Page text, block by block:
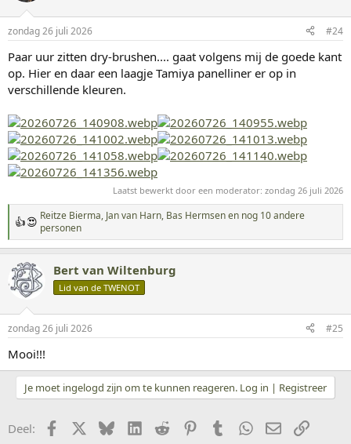
i
n
g
e
:
zondag 26 juli 2026 #24
Paar uur zitten dry-brushen.... gaat volgens mij de goede kant
op. Hier en daar een laagje Tamiya panelliner er op in
verschillende kleuren.
Laatst bewerkt door een moderator: zondag 26 juli 2026
W
a
a
r
d
e
i
n
g
e
Reitze Bierma, Jan van Harn, Bas Hermsenen nog 10 andere
personen
Bert van Wiltenburg
Lid van de TWENOT
zondag 26 juli 2026 #25
Mooi!!!
Je moet ingelogd zijn om te kunnen reageren. Log in | Registreer
Deel: Facebook BlueskyLinkedIn
Reddit PinterestTumblrWhatsApp
E-mail